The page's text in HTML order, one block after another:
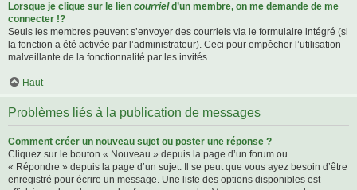
Lorsque je clique sur le lien courrield’un membre, on me demande de me
connecter !?
Seuls les membres peuvent s’envoyer des courriels via le formulaire intégré (si
la fonction a été activée par l’administrateur). Ceci pour empêcher l’utilisation
malveillante de la fonctionnalité par les invités.
Haut
Problèmes liés à la publication de messages
Comment créer un nouveau sujet ou poster une réponse ?
Cliquez sur le bouton « Nouveau » depuis la page d’un forum ou
« Répondre » depuis la page d’un sujet. Il se peut que vous ayez besoin d’être
enregistré pour écrire un message. Une liste des options disponibles est